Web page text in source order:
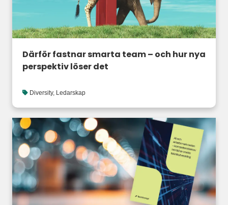
Därför fastnar smarta team – och hur nya
perspektiv löser det
Diversity, Ledarskap